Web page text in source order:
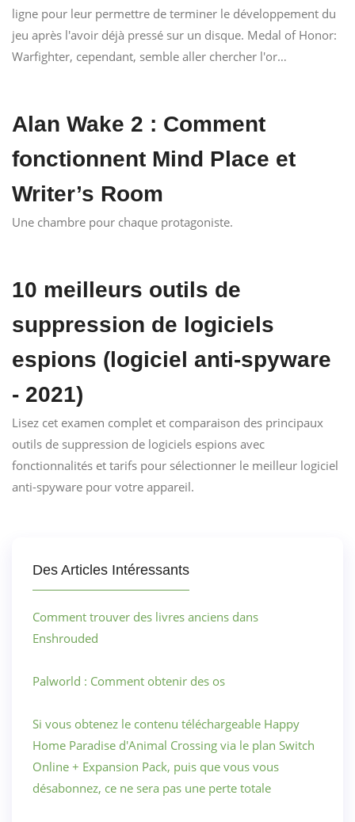
ligne pour leur permettre de terminer le développement du
jeu après l'avoir déjà pressé sur un disque. Medal of Honor:
Warfighter, cependant, semble aller chercher l'or…
Alan Wake 2 : Comment
fonctionnent Mind Place et
Writer’s Room
Une chambre pour chaque protagoniste.
10 meilleurs outils de
suppression de logiciels
espions (logiciel anti-spyware
- 2021)
Lisez cet examen complet et comparaison des principaux
outils de suppression de logiciels espions avec
fonctionnalités et tarifs pour sélectionner le meilleur logiciel
anti-spyware pour votre appareil.
Des Articles Intéressants
Comment trouver des livres anciens dans
Enshrouded
Palworld : Comment obtenir des os
Si vous obtenez le contenu téléchargeable Happy
Home Paradise d'Animal Crossing via le plan Switch
Online + Expansion Pack, puis que vous vous
désabonnez, ce ne sera pas une perte totale